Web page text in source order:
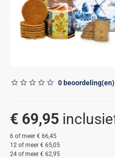
0 beoordeling(en)
€ 69,95
6 of meer € 66,45
12 of meer € 65,05
24 of meer € 62,95